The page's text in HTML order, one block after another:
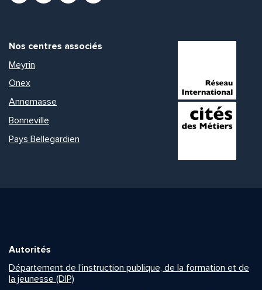
Nos centres associés
Meyrin
Onex
Annemasse
Bonneville
Pays Bellegardien
Autorités
Département de l’instruction publique, de la formation et de
la jeunesse (DIP)